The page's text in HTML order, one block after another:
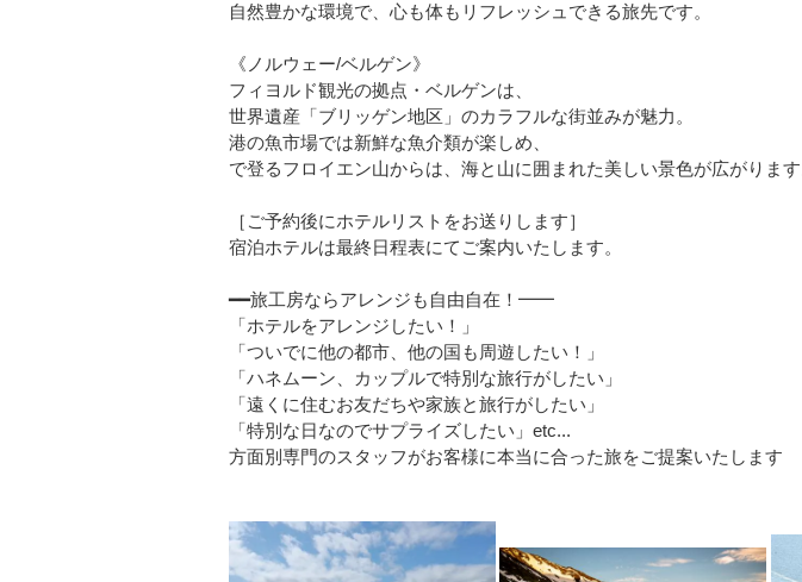
自然豊かな環境で、心も体もリフレッシュできる旅先です。
《ノルウェー/ベルゲン》
フィヨルド観光の拠点・ベルゲンは、
世界遺産「ブリッゲン地区」のカラフルな街並みが魅力。
港の魚市場では新鮮な魚介類が楽しめ、
で登るフロイエン山からは、海と山に囲まれた美しい景色が広がります
［ご予約後にホテルリストをお送りします］
宿泊ホテルは最終日程表にてご案内いたします。
━━旅工房ならアレンジも自由自在！━━
「ホテルをアレンジしたい！」
「ついでに他の都市、他の国も周遊したい！」
「ハネムーン、カップルで特別な旅行がしたい」
「遠くに住むお友だちや家族と旅行がしたい」
「特別な日なのでサプライズしたい」etc...
方面別専門のスタッフがお客様に本当に合った旅をご提案いたします